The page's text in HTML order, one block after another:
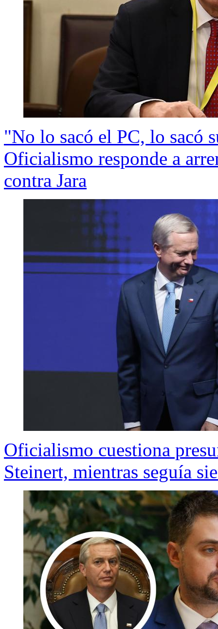
"No lo sacó el PC, lo sacó
Oficialismo responde a
contra Jara
Oficialismo cuestiona
Steinert, mientras seguía